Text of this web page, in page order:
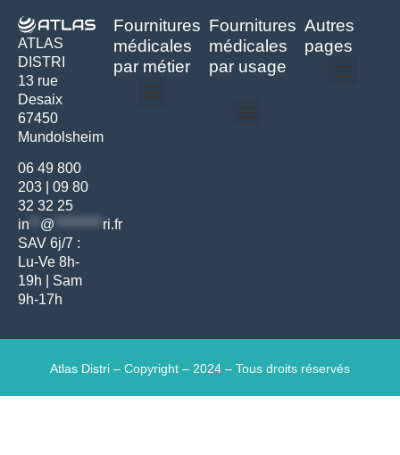
ATLAS
DISTRI
13 rue
Desaix
67450
Mundolsheim
06 49 800
203
09 80
32 32 25
in
@ ********* ri.fr
SAV 6j/7 :
Lu-Ve 8h-
19h | Sam
9h-17h
Fournitures
médicales
par métier
Fournitures
médicales
par usage
Autres
pages
Atlas Distri – Copyright – 2024 – Tous droits réservés